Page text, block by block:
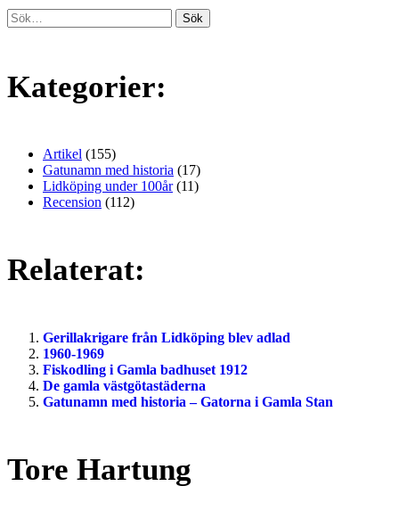
Kategorier:
Artikel (155)
Gatunamn med historia (17)
Lidköping under 100år(11)
Recension (112)
Relaterat:
Gerillakrigare från Lidköping blev adlad
1960-1969
Fiskodling i Gamla badhuset 1912
De gamla västgötastäderna
Gatunamn med historia – Gatorna i Gamla Stan
Tore Hartung